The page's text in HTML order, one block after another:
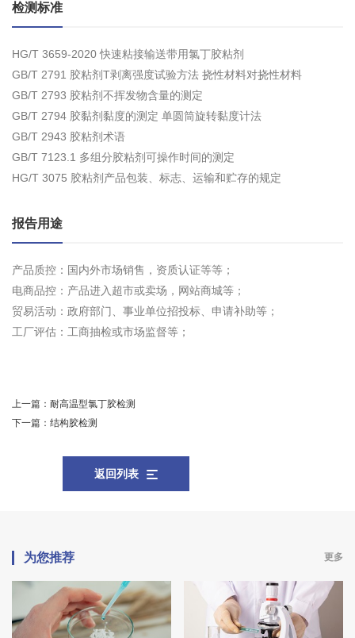
检测标准
HG/T 3659-2020 快速粘接输送带用氯丁胶粘剂
GB/T 2791 胶粘剂T剥离强度试验方法 挠性材料对挠性材料
GB/T 2793 胶粘剂不挥发物含量的测定
GB/T 2794 胶黏剂黏度的测定 单圆筒旋转黏度计法
GB/T 2943 胶粘剂术语
GB/T 7123.1 多组分胶粘剂可操作时间的测定
HG/T 3075 胶粘剂产品包装、标志、运输和贮存的规定
报告用途
产品质控：国内外市场销售，资质认证等等；
电商品控：产品进入超市或卖场，网站商城等；
贸易活动：政府部门、事业单位招投标、申请补助等；
工厂评估：工商抽检或市场监督等；
上一篇： 耐高温型氯丁胶检测
下一篇： 结构胶检测
返回列表
为您推荐 更多